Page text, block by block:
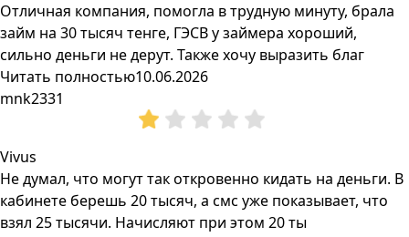
Отличная компания, помогла в трудную минуту, брала
займ на 30 тысяч тенге, ГЭСВ у займера хороший,
сильно деньги не дерут. Также хочу выразить благ
Читать полностью10.06.2026
mnk2331
Vivus
Не думал, что могут так откровенно кидать на деньги. В
кабинете берешь 20 тысяч, а смс уже показывает, что
взял 25 тысячи. Начисляют при этом 20 ты